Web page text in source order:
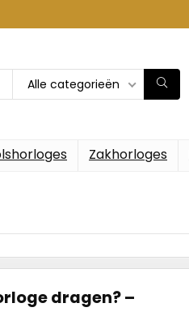
Alle categorieën
Zakhorloges
dragen? –